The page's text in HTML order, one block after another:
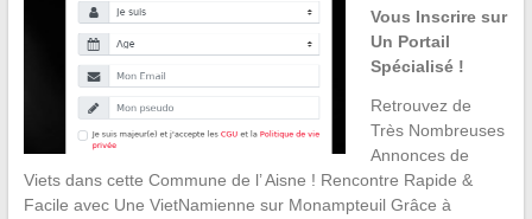
Vous Inscrire sur
Un Portail
Spécialisé !
Retrouvez de
Très Nombreuses
Annonces de
Viets dans cette Commune de l’ Aisne ! Rencontre Rapide &
Facile avec Une VietNamienne sur Monampteuil Grâce à